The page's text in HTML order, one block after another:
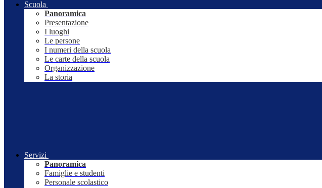
Scuola
Panoramica
Presentazione
I luoghi
Le persone
I numeri della scuola
Le carte della scuola
Organizzazione
La storia
Servizi
Panoramica
Famiglie e studenti
Personale scolastico